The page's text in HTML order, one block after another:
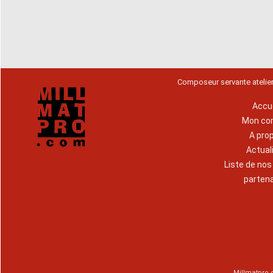
Composeur servante atelier
Mon
A
Liste de